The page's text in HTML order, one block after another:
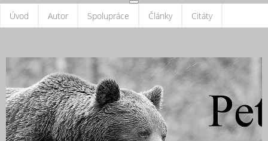
Úvod Autor Spolupráce Články Citáty